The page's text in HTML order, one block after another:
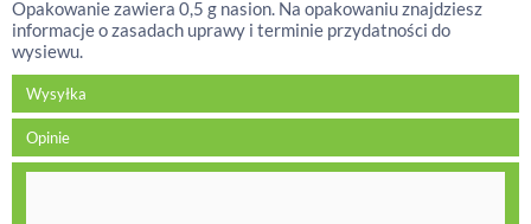
Opakowanie zawiera 0,5 g nasion. Na opakowaniu znajdziesz
informacje o zasadach uprawy i terminie przydatności do
wysiewu.
Wysyłka
Opinie